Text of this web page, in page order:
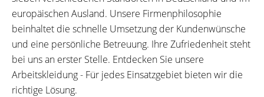
europäischen Ausland. Unsere Firmenphilosophie
beinhaltet die schnelle Umsetzung der Kundenwünsche
und eine persönliche Betreuung. Ihre Zufriedenheit steht
bei uns an erster Stelle. Entdecken Sie unsere
Arbeitskleidung - Für jedes Einsatzgebiet bieten wir die
richtige Lösung.